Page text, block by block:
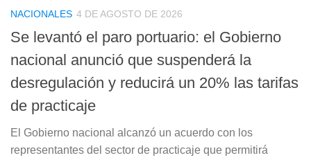
NACIONALES 4 DE AGOSTO DE 2026
Se levantó el paro portuario: el Gobierno
nacional anunció que suspenderá la
desregulación y reducirá un 20% las tarifas
de practicaje
El Gobierno nacional alcanzó un acuerdo con los
representantes del sector de practicaje que permitirá